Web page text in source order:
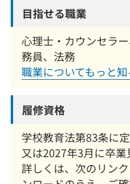
目指せる職業
心理士・カウンセラ
務員、法務
職業についてもっと知
履修資格
学校教育法第83条に
又は2027年3月に卒
詳しくは、次のリン